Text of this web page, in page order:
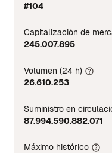
#104
Capitalización de
245.007.895
Volumen (24 h)
26.610.253
Suministro en
87.994.590.882.071
Máximo histórico